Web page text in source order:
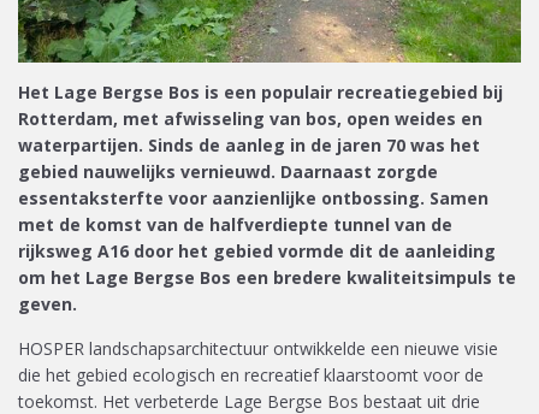
Het Lage Bergse Bos is een populair recreatiegebied bij
Rotterdam, met afwisseling van bos, open weides en
waterpartijen. Sinds de aanleg in de jaren 70 was het
gebied nauwelijks vernieuwd. Daarnaast zorgde
essentaksterfte voor aanzienlijke ontbossing. Samen
met de komst van de halfverdiepte tunnel van de
rijksweg A16 door het gebied vormde dit de aanleiding
om het Lage Bergse Bos een bredere kwaliteitsimpuls te
geven.
HOSPER landschapsarchitectuur ontwikkelde een nieuwe visie
die het gebied ecologisch en recreatief klaarstoomt voor de
toekomst. Het verbeterde Lage Bergse Bos bestaat uit drie